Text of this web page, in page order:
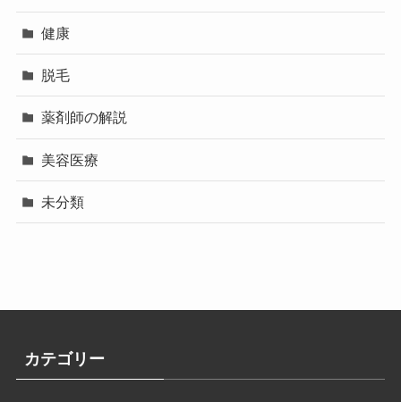
健康
脱毛
薬剤師の解説
美容医療
未分類
カテゴリー